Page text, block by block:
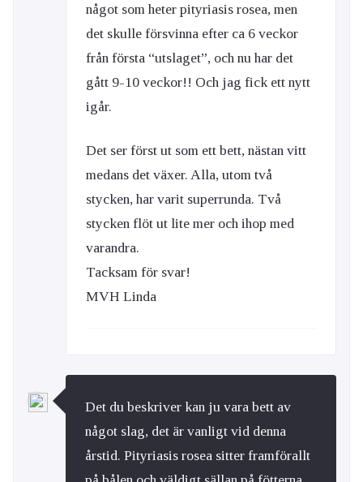
något som heter pityriasis rosea, men
det skulle försvinna efter ca 6 veckor
från första “utslaget”, och nu har det
gått 9-10 veckor!! Och jag fick ett nytt
igår.
Det ser först ut som ett bett, nästan vitt
medans det växer. Alla, utom två
stycken, har varit superrunda. Två
stycken flöt ut lite mer och ihop med
varandra.
Tacksam för svar!
MVH Linda
Det du beskriver kan ju vara bett av
något slag, det är vanligt vid denna
årstid. Pityriasis rosea sitter framförallt